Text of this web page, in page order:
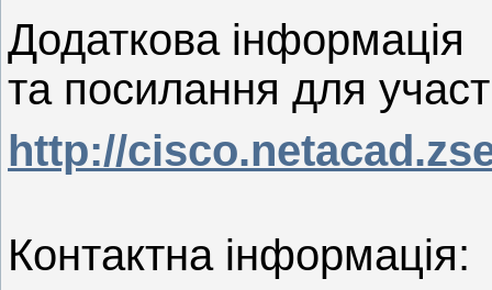
Додаткова інформація
та посилання для
http://
Контактна інформація: